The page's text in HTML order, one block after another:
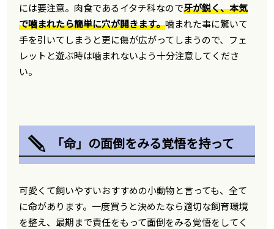
には要注意。肉食であるイタチ科なので牙が鋭く、本気
で噛まれたら簡単に穴が開きます。噛まれた事に驚いて
手を引いてしまうと更に傷が広がってしまうので、フェ
レットと遊ぶ時は噛まれないよう十分注意してくださ
い。
「命」の面倒をみる覚悟を持って
可愛くて飼いやすいおすすめの小動物と言っても、全て
に命があります。一度買うと決めたなら適切な飼育環境
を整え、最期まで責任をもって面倒をみる覚悟をしてく